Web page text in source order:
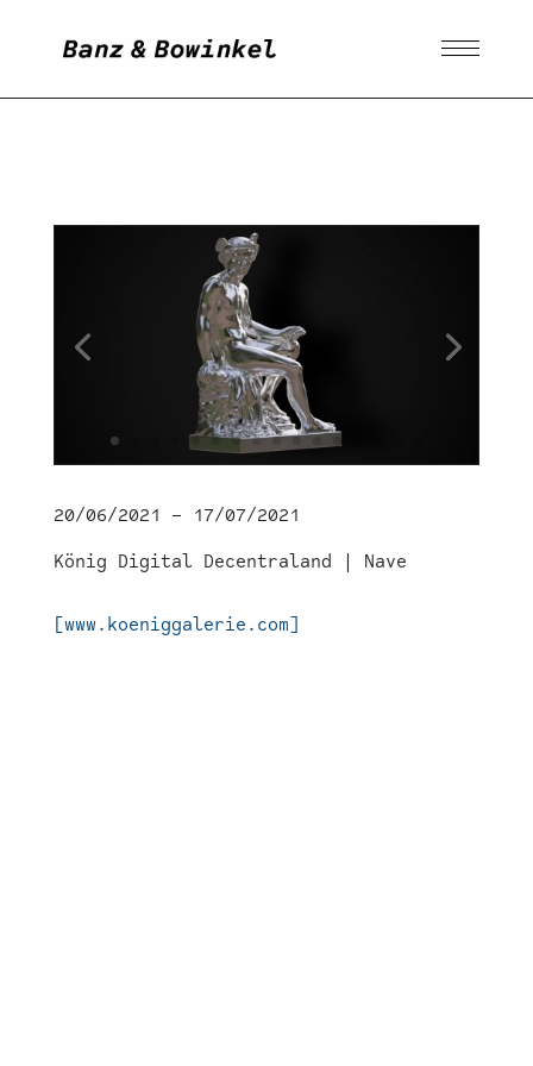
20/06/2021 – 17/07/2021
König Digital Decentraland | Nave
[www.koeniggalerie.com]